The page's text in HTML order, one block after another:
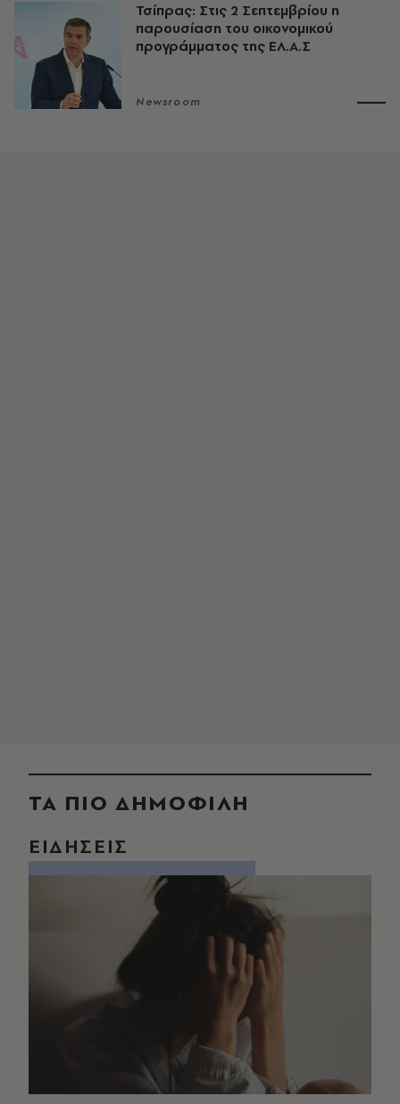
Τσίπρας: Στις 2 Σεπτεμβρίου η
παρουσίαση του οικονομικού
προγράμματος της ΕΛ.Α.Σ
Newsroom
ΤΑ ΠΙΟ ΔΗΜΟΦΙΛΗ
ΕΙΔΗΣΕΙΣ